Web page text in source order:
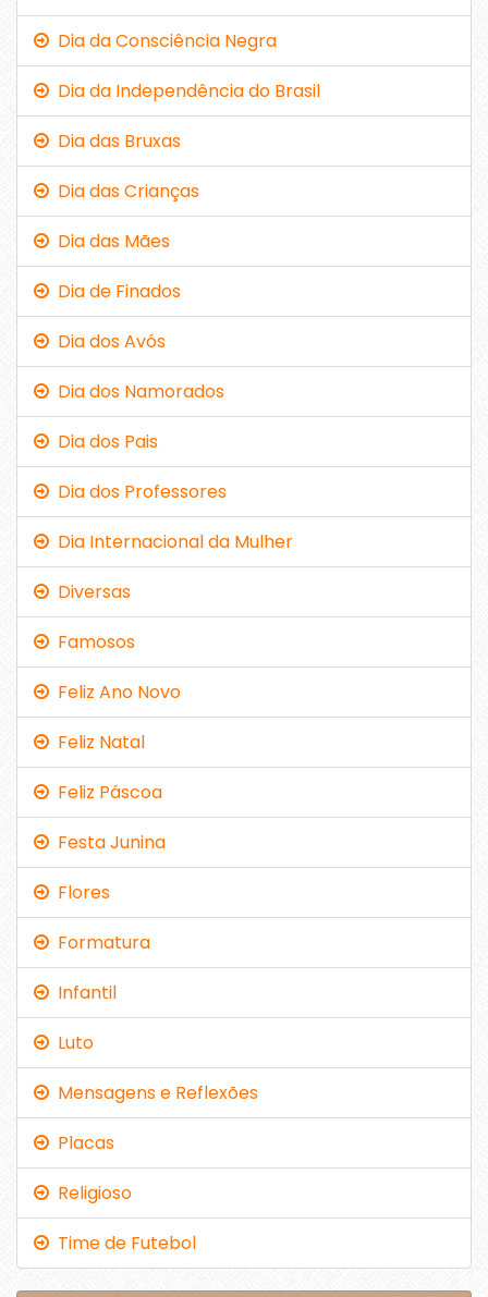
Dia da Consciência Negra
Dia da Independência do Brasil
Dia das Bruxas
Dia das Crianças
Dia das Mães
Dia de Finados
Dia dos Avós
Dia dos Namorados
Dia dos Pais
Dia dos Professores
Dia Internacional da Mulher
Diversas
Famosos
Feliz Ano Novo
Feliz Natal
Feliz Páscoa
Festa Junina
Flores
Formatura
Infantil
Luto
Mensagens e Reflexões
Placas
Religioso
Time de Futebol